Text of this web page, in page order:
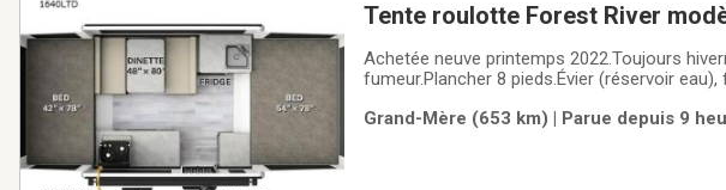
Tente roulotte Forest
Achetée neuve printemps 2022.Toujours
fumeur.Plancher 8 pieds.Évier (réservoir
table cuisine peut faire un lit jumeau,
Grand-Mère (653 km) | Parue depuis 9